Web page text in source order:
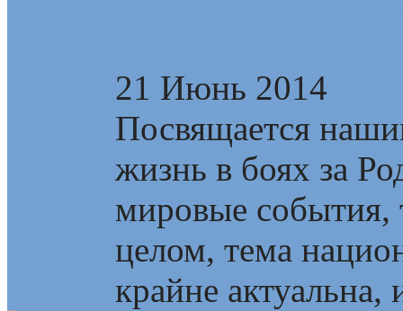
21 Июнь 2014
Посвящается
жизнь в боях за
мировые события,
целом, тема
крайне актуальна,